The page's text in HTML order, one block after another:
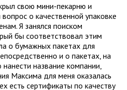
свою мини-пекарню и
о качественной упаковке
Я занялся поиском
бы соответствовал этим
о бумажных пакетах для
и о пакетах, на
название компании,
Максима для меня оказалась
есть сертификаты по качеству